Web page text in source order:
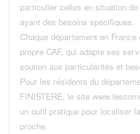
particulier celles en situation
ayant des besoins spécifiques.
Chaque département en
propre CAF, qui adapte ses
soutien aux particularités et
Pour les résidents du
FINISTERE, le site
un outil pratique pour localiser
proche.